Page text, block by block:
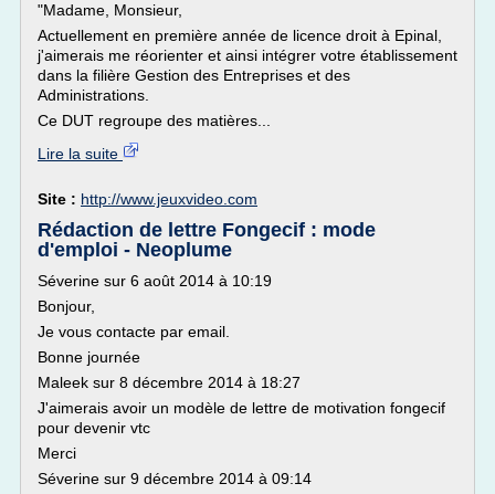
"Madame, Monsieur,
Actuellement en première année de licence droit à Epinal,
j'aimerais me réorienter et ainsi intégrer votre établissement
dans la filière Gestion des Entreprises et des
Administrations.
Ce DUT regroupe des matières...
Lire la suite
Site : http://www.jeuxvideo.com
Rédaction de lettre Fongecif : mode
d'emploi - Neoplume
Séverine sur 6 août 2014 à 10:19
Bonjour,
Je vous contacte par email.
Bonne journée
Maleek sur 8 décembre 2014 à 18:27
J'aimerais avoir un modèle de lettre de motivation fongecif
pour devenir vtc
Merci
Séverine sur 9 décembre 2014 à 09:14